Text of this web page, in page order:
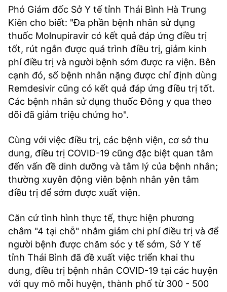
Phó Giám đốc Sở Y tế tỉnh Thái Bình Hà Trung
Kiên cho biết: "Đa phần bệnh nhân sử dụng
thuốc Molnupiravir có kết quả đáp ứng điều trị
tốt, rút ngắn được quá trình điều trị, giảm kinh
phí điều trị và người bệnh sớm được ra viện. Bên
cạnh đó, số bệnh nhân nặng được chỉ định dùng
Remdesivir cũng có kết quả đáp ứng điều trị tốt.
Các bệnh nhân sử dụng thuốc Đông y qua theo
dõi đã giảm triệu chứng ho".
Cùng với việc điều trị, các bệnh viện, cơ sở thu
dung, điều trị COVID-19 cũng đặc biệt quan tâm
đến vấn đề dinh dưỡng và tâm lý của bệnh nhân;
thường xuyên động viên bệnh nhân yên tâm
điều trị để sớm được xuất viện.
Căn cứ tình hình thực tế, thực hiện phương
châm "4 tại chỗ" nhằm giảm chi phí điều trị và để
người bệnh được chăm sóc y tế sớm, Sở Y tế
tỉnh Thái Bình đã đề xuất việc triển khai thu
dung, điều trị bệnh nhân COVID-19 tại các huyện
với quy mô mỗi huyện, thành phố từ 300 - 500